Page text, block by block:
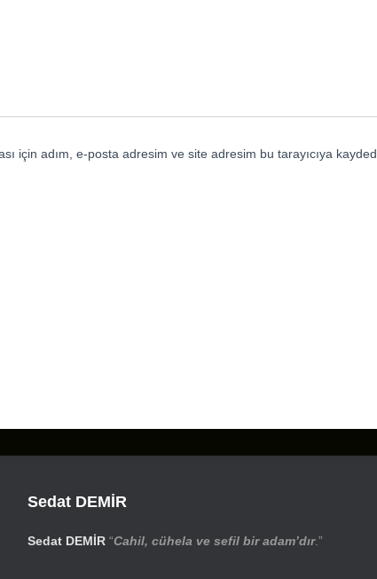
için adım, e-posta adresim ve site adresim bu tarayıcıya
Sedat DEMİR
Sedat DEMİR “Cahil, cühela ve sefil bir adam’dır.”